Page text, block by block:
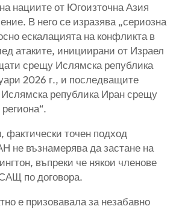
нациите от Югоизточна Азия
В него се изразява „сериозна
ескалацията на конфликта в
атаките, инициирани от Израел
срещу Ислямска република
2026 г., и последващите
Ислямска република Иран срещу
фактически точен подход
не възнамерява да застане на
въпреки че някои членове
по договора.
е призовавала за незабавно